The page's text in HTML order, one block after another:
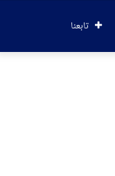
تابعنا